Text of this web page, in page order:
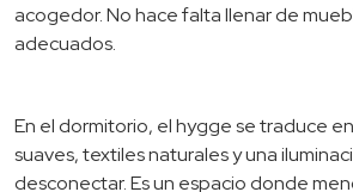
acogedor. No hace falta llenar de
adecuados.
En el dormitorio, el hygge se traduce
suaves, textiles naturales y una
desconectar. Es un espacio donde